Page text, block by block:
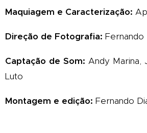
Maquiagem e Caracterização:
Direção de Fotografia: Fernando
Captação de Som: Andy Marina,
Luto
Montagem e edição: Fernando